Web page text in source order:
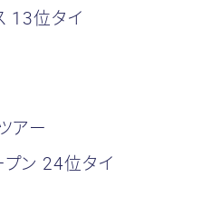
13位タイ
アー
ン 24位タイ